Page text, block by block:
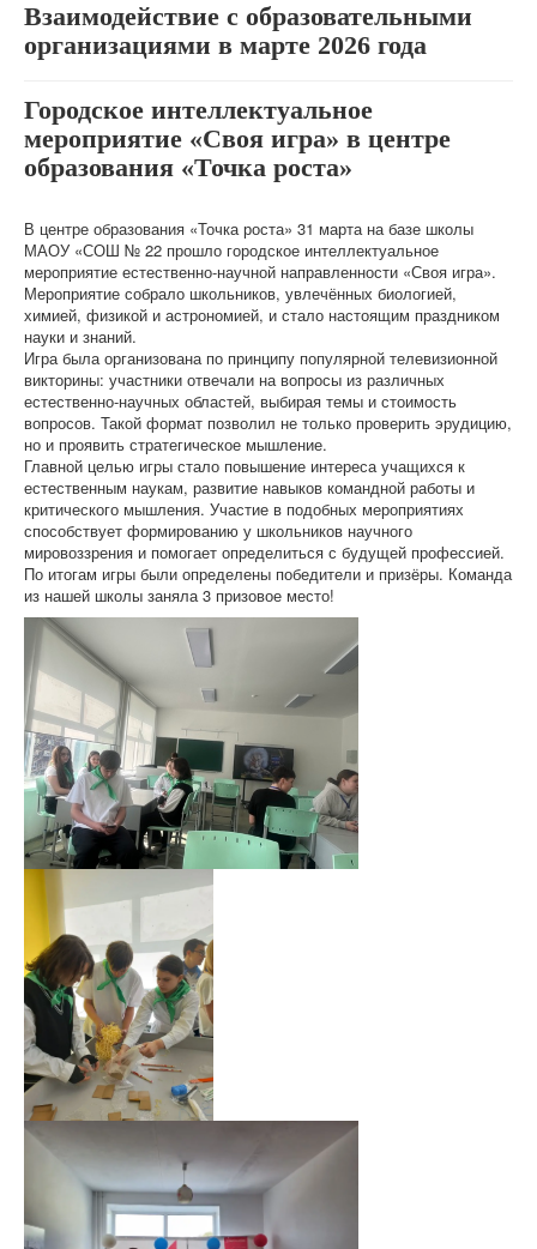
Взаимодействие с образовательными
организациями в марте 2026 года
Городское интеллектуальное
мероприятие «Своя игра» в центре
образования «Точка роста»
В центре образования «Точка роста» 31 марта на базе школы
МАОУ «СОШ № 22 прошло городское интеллектуальное
мероприятие естественно-научной направленности «Своя игра».
Мероприятие собрало школьников, увлечённых биологией,
химией, физикой и астрономией, и стало настоящим праздником
науки и знаний.
Игра была организована по принципу популярной телевизионной
викторины: участники отвечали на вопросы из различных
естественно-научных областей, выбирая темы и стоимость
вопросов. Такой формат позволил не только проверить эрудицию,
но и проявить стратегическое мышление.
Главной целью игры стало повышение интереса учащихся к
естественным наукам, развитие навыков командной работы и
критического мышления. Участие в подобных мероприятиях
способствует формированию у школьников научного
мировоззрения и помогает определиться с будущей профессией.
По итогам игры были определены победители и призёры. Команда
из нашей школы заняла 3 призовое место!